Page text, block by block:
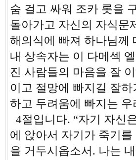
숨 걸고 싸워 조카 롯을
돌아가고 자신의 자식문
해의식에 빠져 하나님께
내 상속자는 이 다메섹
진 사람들의 마음을 잘
이고 절망에 빠지길 잘
하고 두려움에 빠지는
4절입니다. “자기 자신
에 앉아서 자기가 죽기
을 거두시옵소서. 나는